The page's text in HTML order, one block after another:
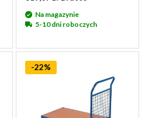
Na magazynie
5-10 dni roboczych
-22%